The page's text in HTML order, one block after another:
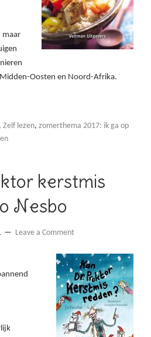
maar
Oosten en Noord-Afrika.
Zelf lezen, zomerthema 2017: ik ga op
kerstmis
Nesbo
Leave a Comment